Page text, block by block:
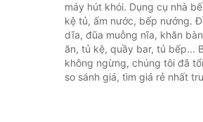
máy hút khói. Dụng cụ nhà
kệ tủ, ấm nước, bếp nướng.
dĩa, đũa muỗng nĩa, khăn
ăn, tủ kệ, quầy bar, tủ bếp...
không ngừng, chúng tôi đã
so sánh giá, tìm giá rẻ nhất